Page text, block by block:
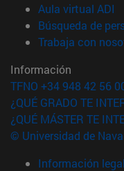
Aula virtual ADI
Búsqueda de
Trabaja con
Información
TFNO +34 948 42 56
¿QUÉ GRADO TE
¿QUÉ MÁSTER TE
© Universidad de
Información legal